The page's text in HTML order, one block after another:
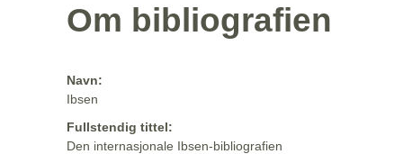
Om bibliografien
Navn:
Ibsen
Fullstendig tittel:
Den internasjonale Ibsen-bibliografien